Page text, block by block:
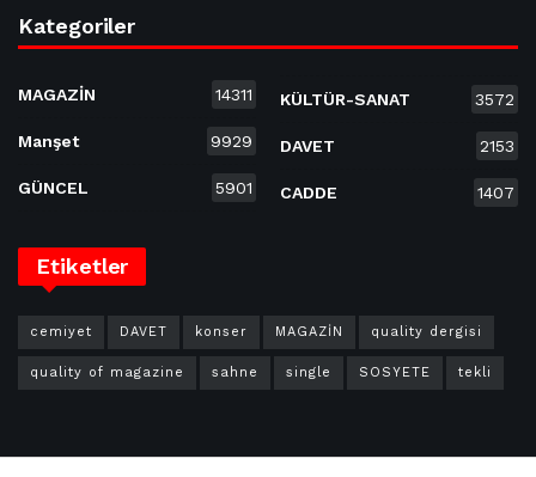
Kategoriler
MAGAZİN 14311
Manşet 9929
GÜNCEL 5901
KÜLTÜR-SANAT 3572
DAVET 2153
CADDE 1407
Etiketler
cemiyet DAVET konser MAGAZİN quality dergisi
quality of magazine sahne single SOSYETE tekli